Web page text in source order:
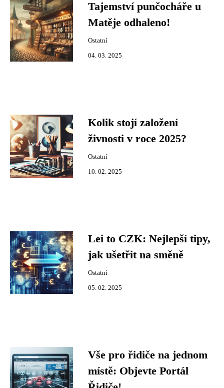
Tajemství punčocháře u
Matěje odhaleno!
Ostatní
04. 03. 2025
Kolik stojí založení
živnosti v roce 2025?
Ostatní
10. 02. 2025
Lei to CZK: Nejlepší tipy,
jak ušetřit na směně
Ostatní
05. 02. 2025
Vše pro řidiče na jednom
místě: Objevte Portál